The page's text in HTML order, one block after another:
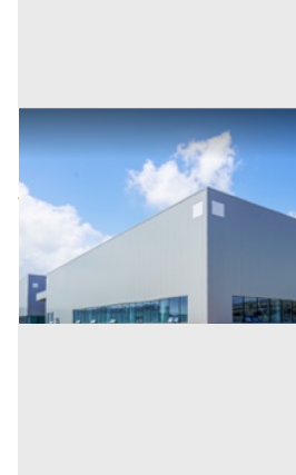
Fabbricati Costruiti per
a Padova
(Padova)
Offerta minima
737.280 € 983.040 €
Codice asta:
Asta chiusa